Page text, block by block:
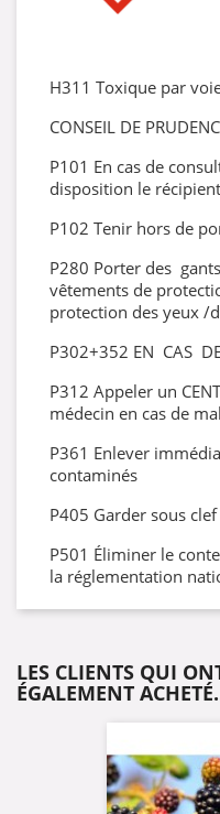
H311 Toxique par
CONSEIL DE
P101 En cas de
disposition le
P102 Tenir hors de
P280 Porter des
vêtements de
protection des yeux /
P302+352 EN CAS
P312 Appeler un
médecin en cas de
P361 Enlever
contaminés
P405 Garder sous clef
P501 Éliminer le
la réglementation
LES CLIENTS QUI
ÉGALEMENT